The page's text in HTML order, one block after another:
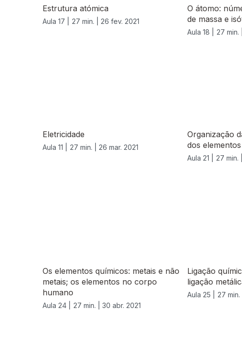
Estrutura atómica
Aula 17 | 27 min. | 26 fev. 2021
O átomo:
de massa e
Aula 18 | 27 min. |
Eletricidade
Aula 11 | 27 min. | 26 mar. 2021
Organização
dos elementos
Aula 21 | 27 min. |
Os elementos químicos: metais e não
metais; os elementos no corpo
humano
Aula 24 | 27 min. | 30 abr. 2021
Ligação
ligação
Aula 25 | 27 min. |